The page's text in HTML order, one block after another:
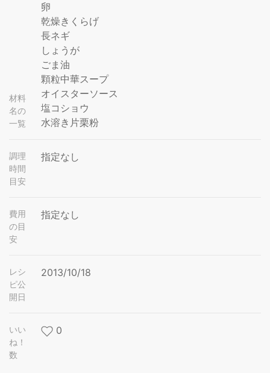
材料
名の
一覧
卵
乾燥きくらげ
長ネギ
しょうが
ごま油
顆粒中華スープ
オイスターソース
塩コショウ
水溶き片栗粉
調理
時間
目安
指定なし
費用
の目
安
指定なし
レシ
ピ公
開日
2013/10/18
いい
ね！
数
0